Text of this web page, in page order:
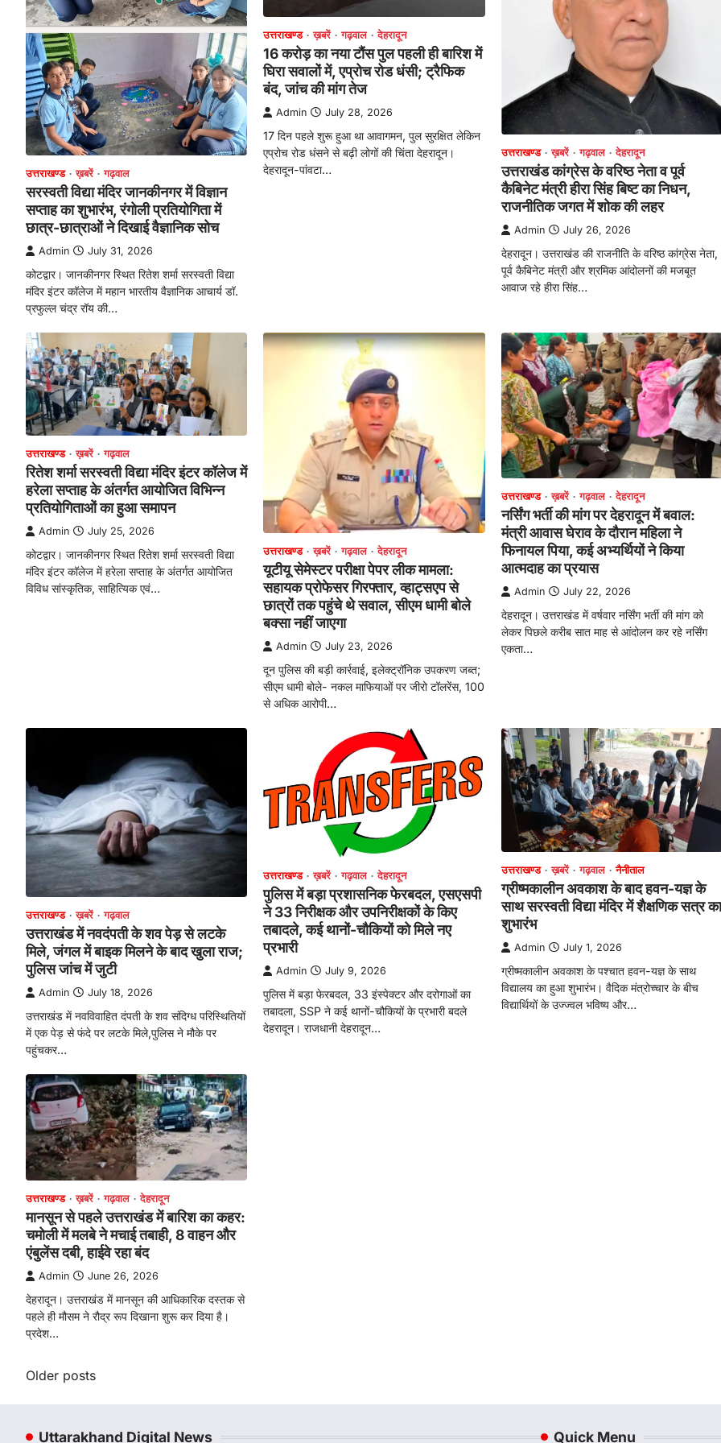
उत्तराखण्ड ख़बरें गढ़वाल
सरस्वती विद्या मंदिर जानकीनगर में विज्ञान
सप्ताह का शुभारंभ, रंगोली प्रतियोगिता में
छात्र-छात्राओं ने दिखाई वैज्ञानिक सोच
Admin July 31, 2026
कोटद्वार। जानकीनगर स्थित रितेश शर्मा सरस्वती विद्या
मंदिर इंटर कॉलेज में महान भारतीय वैज्ञानिक आचार्य डॉ.
प्रफुल्ल चंद्र रॉय की…
उत्तराखण्ड ख़बरें गढ़वाल देहरादून
16 करोड़ का नया टौंस पुल पहली ही बारिश में
घिरा सवालों में, एप्रोच रोड धंसी; ट्रैफिक
बंद, जांच की मांग तेज
Admin July 28, 2026
17 दिन पहले शुरू हुआ था आवागमन, पुल सुरक्षित लेकिन
एप्रोच रोड धंसने से बढ़ी लोगों की चिंता देहरादून।
देहरादून-पांवटा…
उत्तराखण्ड ख़बरें गढ़वाल देहरादून
उत्तराखंड कांग्रेस के वरिष्ठ नेता व पूर्व
कैबिनेट मंत्री हीरा सिंह बिष्ट का निधन,
राजनीतिक जगत में शोक की लहर
Admin July 26, 2026
देहरादून। उत्तराखंड की राजनीति के वरिष्ठ कांग्रेस नेता,
पूर्व कैबिनेट मंत्री और श्रमिक आंदोलनों की मजबूत
आवाज रहे हीरा सिंह…
उत्तराखण्ड ख़बरें गढ़वाल
रितेश शर्मा सरस्वती विद्या मंदिर इंटर कॉलेज में
हरेला सप्ताह के अंतर्गत आयोजित विभिन्न
प्रतियोगिताओं का हुआ समापन
Admin July 25, 2026
कोटद्वार। जानकीनगर स्थित रितेश शर्मा सरस्वती विद्या
मंदिर इंटर कॉलेज में हरेला सप्ताह के अंतर्गत आयोजित
विविध सांस्कृतिक, साहित्यिक एवं…
उत्तराखण्ड ख़बरें गढ़वाल देहरादून
यूटीयू सेमेस्टर परीक्षा पेपर लीक मामला:
सहायक प्रोफेसर गिरफ्तार, व्हाट्सएप से
छात्रों तक पहुंचे थे सवाल, सीएम धामी बोले
बक्सा नहीं जाएगा
Admin July 23, 2026
दून पुलिस की बड़ी कार्रवाई, इलेक्ट्रॉनिक उपकरण जब्त;
सीएम धामी बोले- नकल माफियाओं पर जीरो टॉलरेंस, 100
से अधिक आरोपी…
उत्तराखण्ड ख़बरें गढ़वाल देहरादून
नर्सिंग भर्ती की मांग पर देहरादून में बवाल:
मंत्री आवास घेराव के दौरान महिला ने
फिनायल पिया, कई अभ्यर्थियों ने किया
आत्मदाह का प्रयास
Admin July 22, 2026
देहरादून। उत्तराखंड में वर्षवार नर्सिंग भर्ती की मांग को
लेकर पिछले करीब सात माह से आंदोलन कर रहे नर्सिंग
एकता…
उत्तराखण्ड ख़बरें गढ़वाल
उत्तराखंड में नवदंपती के शव पेड़ से लटके
मिले, जंगल में बाइक मिलने के बाद खुला राज;
पुलिस जांच में जुटी
Admin July 18, 2026
उत्तराखंड में नवविवाहित दंपती के शव संदिग्ध परिस्थितियों
में एक पेड़ से फंदे पर लटके मिले,पुलिस ने मौके पर
पहुंचकर…
उत्तराखण्ड ख़बरें गढ़वाल देहरादून
पुलिस में बड़ा प्रशासनिक फेरबदल, एसएसपी
ने 33 निरीक्षक और उपनिरीक्षकों के किए
तबादले, कई थानों-चौकियों को मिले नए
प्रभारी
Admin July 9, 2026
पुलिस में बड़ा फेरबदल, 33 इंस्पेक्टर और दरोगाओं का
तबादला, SSP ने कई थानों-चौकियों के प्रभारी बदले
देहरादून। राजधानी देहरादून…
उत्तराखण्ड ख़बरें गढ़वाल नैनीताल
ग्रीष्मकालीन अवकाश के बाद हवन-यज्ञ के
साथ सरस्वती विद्या मंदिर में शैक्षणिक सत्र का
शुभारंभ
Admin July 1, 2026
ग्रीष्मकालीन अवकाश के पश्चात हवन-यज्ञ के साथ
विद्यालय का हुआ शुभारंभ। वैदिक मंत्रोच्चार के बीच
विद्यार्थियों के उज्ज्वल भविष्य और…
उत्तराखण्ड ख़बरें गढ़वाल देहरादून
मानसून से पहले उत्तराखंड में बारिश का कहर:
चमोली में मलबे ने मचाई तबाही, 8 वाहन और
एंबुलेंस दबी, हाईवे रहा बंद
Admin June 26, 2026
देहरादून। उत्तराखंड में मानसून की आधिकारिक दस्तक से
पहले ही मौसम ने रौद्र रूप दिखाना शुरू कर दिया है।
प्रदेश…
Posts
navigation
Older posts
Uttarakhand Digital News Quick Menu